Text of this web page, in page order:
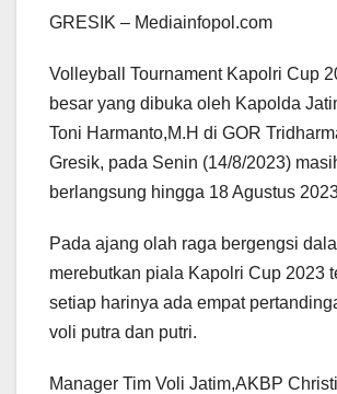
GRESIK – Mediainfopol.com
Volleyball Tournament Kapolri Cup
besar yang dibuka oleh Kapolda
Toni Harmanto,M.H di GOR
Gresik, pada Senin (14/8/2023)
berlangsung hingga 18 Agustus
Pada ajang olah raga bergengsi
merebutkan piala Kapolri Cup 2023
setiap harinya ada empat
voli putra dan putri.
Manager Tim Voli Jatim,AKBP